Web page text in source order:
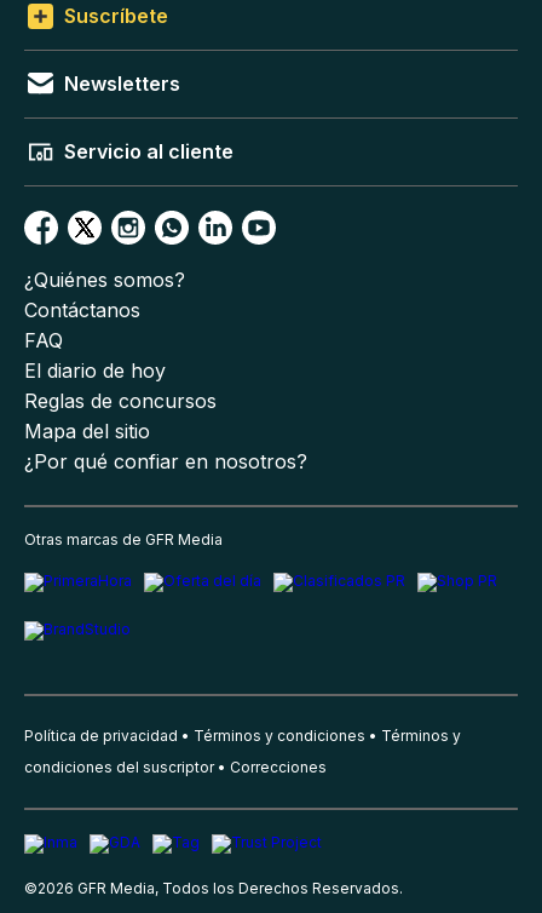
Suscríbete
Newsletters
Servicio al cliente
¿Quiénes somos?
Contáctanos
FAQ
El diario de hoy
Reglas de concursos
Mapa del sitio
¿Por qué confiar en nosotros?
Otras marcas de GFR Media
Política de privacidad Términos y condiciones
Términos y
condiciones del suscriptor
Correcciones
©2026 GFR Media, Todos los Derechos Reservados.